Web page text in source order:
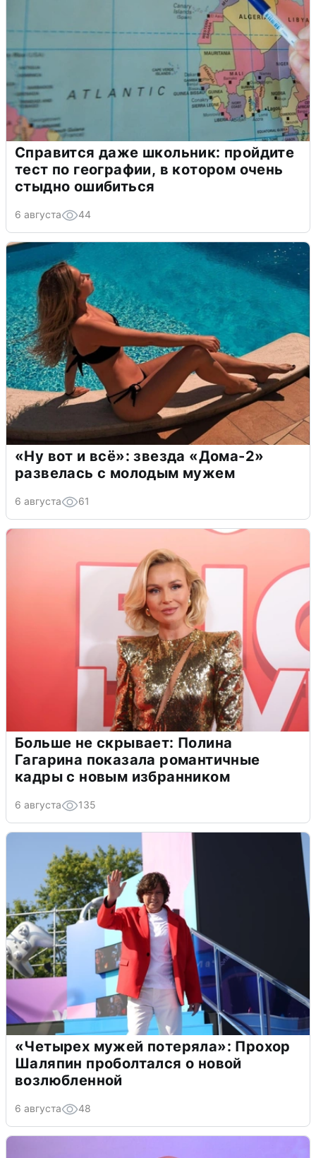
Справится даже школьник: пройдите
тест по географии, в котором очень
стыдно ошибиться
6 августа 44
«Ну вот и всё»: звезда «Дома-2»
развелась с молодым мужем
6 августа 61
Больше не скрывает: Полина
Гагарина показала романтичные
кадры с новым избранником
6 августа 135
«Четырех мужей потеряла»: Прохор
Шаляпин проболтался о новой
возлюбленной
6 августа 48